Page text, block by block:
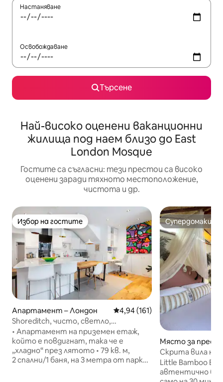
Настаняване
Освобождаване
Търсене
Най-високо оценени ваканционни
жилища под наем близо до East
London Mosque
Гостите са съгласни: тези престои са високо
оценени заради тяхното местоположение,
чистота и др.
Избор на гостите
Избор на гостите
Апартамент – Лондон Средна оценка: 4,94 от 5,
4,94 (161)
Shoreditch, чисто, светло,
2 душетни легла, 1 баня, 850 кв. фута
• Апартамент на приземен етаж,
който е повдигнат, така че е
„хладно“ през лятото • 79 кв. м,
2 спални/1 баня, на 3 метра от парка
Супердомакин
Супердомакин
Място за
дон
Скрита вила на
30 минути от
Little Bamboo
автентично